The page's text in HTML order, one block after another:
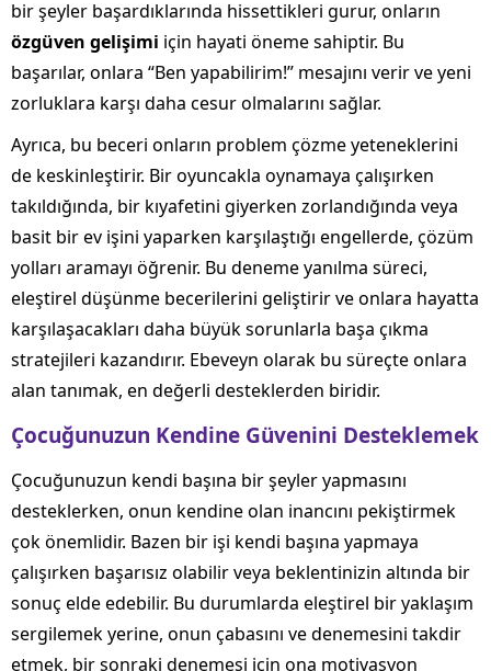
bir şeyler başardıklarında hissettikleri gurur, onların
özgüven gelişimi için hayati öneme sahiptir. Bu
başarılar, onlara “Ben yapabilirim!” mesajını verir ve yeni
zorluklara karşı daha cesur olmalarını sağlar.
Ayrıca, bu beceri onların problem çözme yeteneklerini
de keskinleştirir. Bir oyuncakla oynamaya çalışırken
takıldığında, bir kıyafetini giyerken zorlandığında veya
basit bir ev işini yaparken karşılaştığı engellerde, çözüm
yolları aramayı öğrenir. Bu deneme yanılma süreci,
eleştirel düşünme becerilerini geliştirir ve onlara hayatta
karşılaşacakları daha büyük sorunlarla başa çıkma
stratejileri kazandırır. Ebeveyn olarak bu süreçte onlara
alan tanımak, en değerli desteklerden biridir.
Çocuğunuzun Kendine Güvenini Desteklemek
Çocuğunuzun kendi başına bir şeyler yapmasını
desteklerken, onun kendine olan inancını pekiştirmek
çok önemlidir. Bazen bir işi kendi başına yapmaya
çalışırken başarısız olabilir veya beklentinizin altında bir
sonuç elde edebilir. Bu durumlarda eleştirel bir yaklaşım
sergilemek yerine, onun çabasını ve denemesini takdir
etmek, bir sonraki denemesi için ona motivasyon